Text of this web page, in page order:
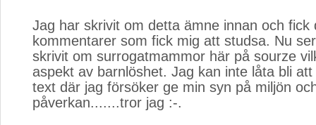
Jag har skrivit om detta ämne innan och fick
kommentarer som fick mig att studsa. Nu
skrivit om surrogatmammor här på sourze
aspekt av barnlöshet. Jag kan inte låta bli
text där jag försöker ge min syn på miljön
påverkan.......tror jag :-.